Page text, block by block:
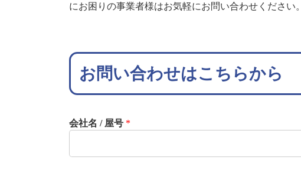
にお困りの事業者様はお気軽にお問い合わせください。
お問い合わせはこちらから
会社名 / 屋号 *